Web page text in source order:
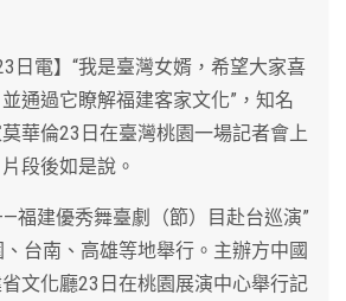
日電】“我是臺灣女婿，希望大家喜
通過它瞭解福建客家文化”，知名
華倫23日在臺灣桃園一場記者會上
段後如是說。
福建優秀舞臺劇（節）目赴台巡演”
台南、高雄等地舉行。主辦方中國
文化廳23日在桃園展演中心舉行記